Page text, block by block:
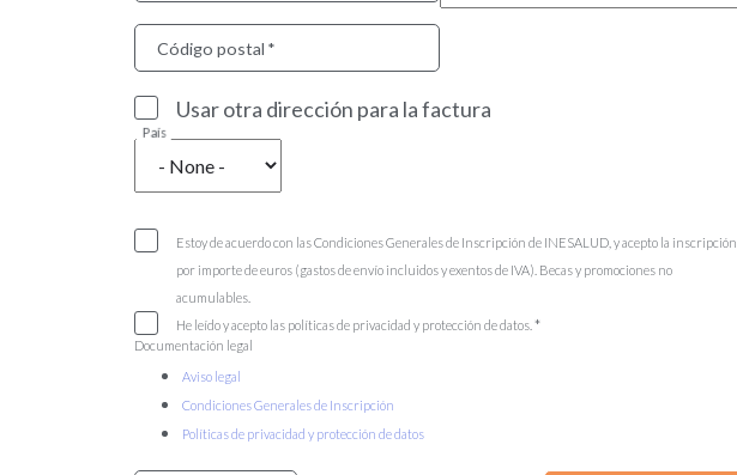
Código postal
Usar otra dirección para la factura
País
Estoy de acuerdo con las Condiciones Generales de Inscripción de INESALUD, y acepto la inscripción
por importe de euros (gastos de envío incluidos y exentos de IVA). Becas y promociones no
acumulables.
He leído y acepto las políticas de privacidad y protección de datos.
Documentación legal
Aviso legal
Condiciones Generales de Inscripción
Políticas de privacidad y protección de datos